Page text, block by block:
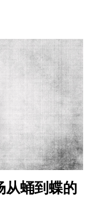
从蛹到蝶的